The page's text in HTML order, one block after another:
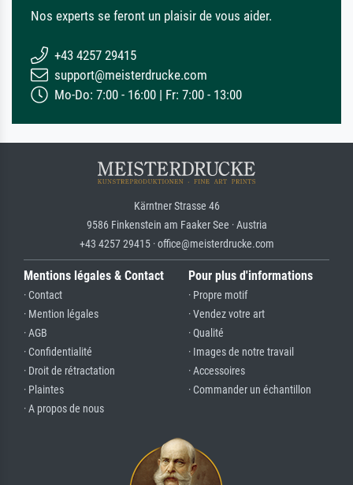
Nos experts se feront un plaisir de vous aider.
+43 4257 29415
support@meisterdrucke.com
Mo-Do: 7:00 - 16:00 | Fr: 7:00 - 13:00
Kärntner Strasse 46
9586 Finkenstein am Faaker See · Austria
+43 4257 29415 · office@meisterdrucke.com
Mentions légales & Contact
· Contact
· Mention légales
· AGB
· Confidentialité
· Droit de rétractation
· Plaintes
· A propos de nous
Pour plus d'informations
· Propre motif
· Vendez votre art
· Qualité
· Images de notre travail
· Accessoires
· Commander un échantillon